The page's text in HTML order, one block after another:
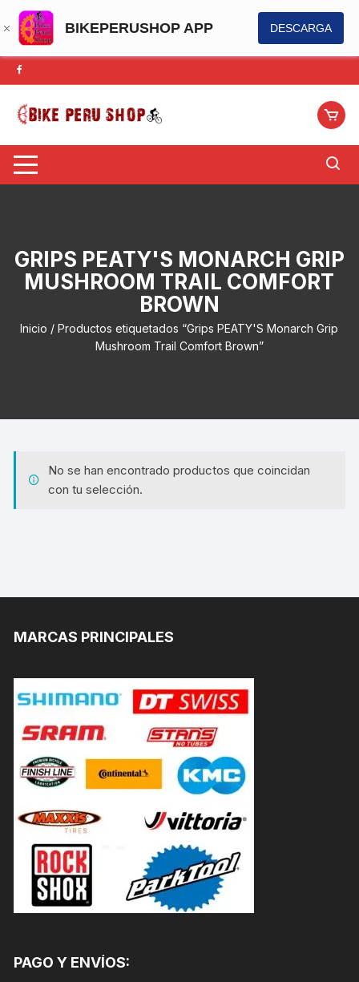
BIKEPERUSHOP APP DESCARGA
Saltar
al
contenido
GRIPS PEATY'S MONARCH GRIP
MUSHROOM TRAIL COMFORT
BROWN
Inicio / Productos etiquetados “Grips PEATY'S Monarch Grip
Mushroom Trail Comfort Brown”
No se han encontrado productos que coincidan
con tu selección.
MARCAS PRINCIPALES
PAGO Y ENVÍOS: